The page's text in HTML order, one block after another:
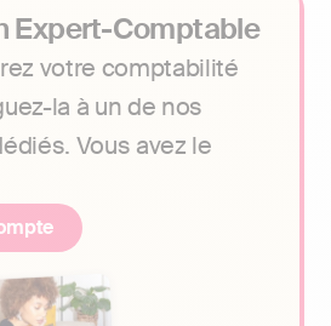
Expert-Comptable
votre comptabilité
la à un de nos
Vous avez le